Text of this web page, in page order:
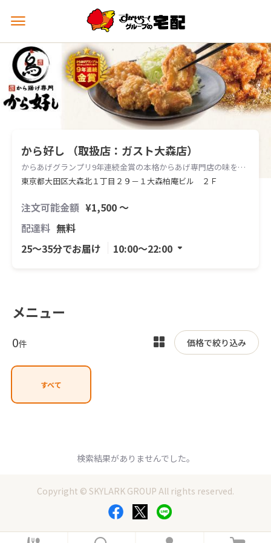
メ
ュ
ー
を
開
く
から好し （取扱店：ガスト大森店）
からあげグランプリ9年連続金賞の本格からあげ専門店の味をお届けします。
東京都大田区大森北１丁目２９－１大森柏庵ビル ２Ｆ
注文可能金額 ¥1,500 〜
配達料 無料
25〜35分でお届け
10:00〜22:00
メニュー
0件
表
価格で絞り込み
すべて
検索結果がありませんでした。
Copyright © SKYLARK GROUP All rights reserved.